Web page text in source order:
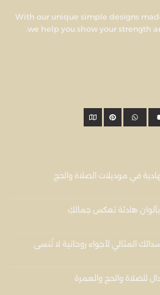
With our unique simple designs
we help you show your strength
في موديلات الصلاة والحج
هادئة تعكس جمالكِ
المثالي لأجواء روحانية لا تُنسى
للصلاة والحج والعمرة